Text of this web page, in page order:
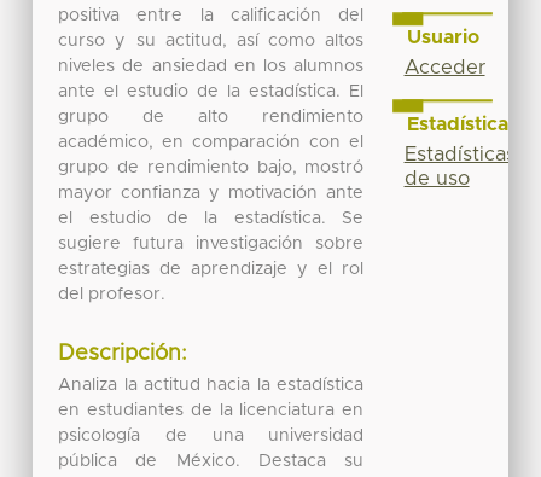
positiva entre la calificación del
curso y su actitud, así como altos
niveles de ansiedad en los alumnos
ante el estudio de la estadística. El
grupo de alto rendimiento
académico, en comparación con el
grupo de rendimiento bajo, mostró
mayor confianza y motivación ante
el estudio de la estadística. Se
sugiere futura investigación sobre
estrategias de aprendizaje y el rol
del profesor.
Descripción:
Analiza la actitud hacia la estadística
en estudiantes de la licenciatura en
psicología de una universidad
pública de México. Destaca su
Usuario
Acceder
Estadísticas
Estadísticas
de uso